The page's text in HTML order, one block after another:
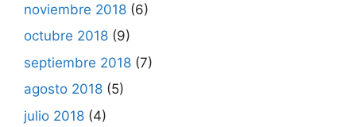
noviembre 2018 (6)
octubre 2018 (9)
septiembre 2018 (7)
agosto 2018 (5)
julio 2018 (4)